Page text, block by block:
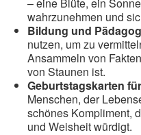
wahrzunehmen und
Bildung und
nutzen, um zu
Ansammeln von
von Staunen ist.
Geburtstagskarten
Menschen, der
schönes Kompliment,
und Weisheit würdigt.